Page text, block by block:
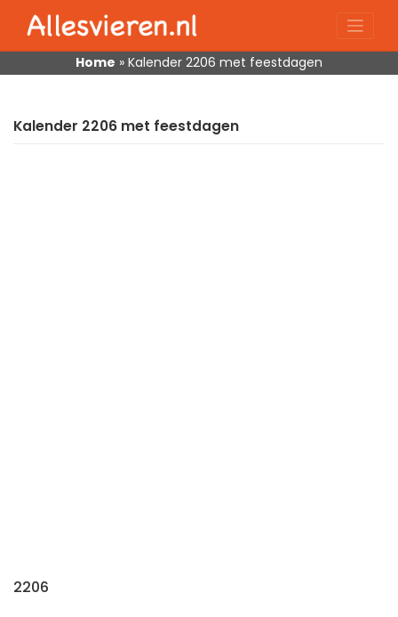
content
Home » Kalender 2206 met feestdagen
Kalender 2206 met feestdagen
2206